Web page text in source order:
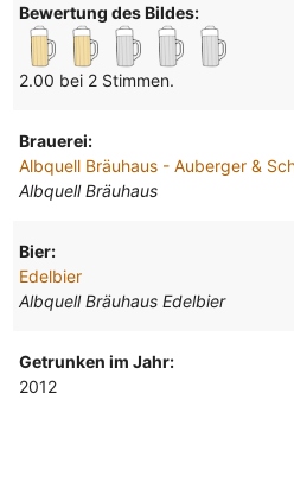
Bewertung des Bildes:
2.00 bei 2 Stimmen.
Brauerei:
Albquell Bräuhaus - Auberger &
Albquell Bräuhaus
Bier:
Edelbier
Albquell Bräuhaus Edelbier
Getrunken im Jahr:
2012